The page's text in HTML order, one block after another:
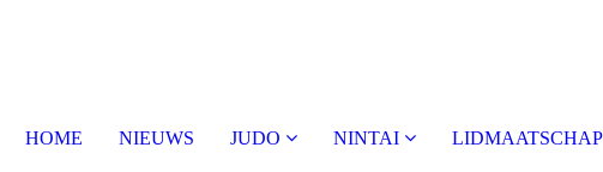
HOME NIEUWS JUDO NINTAI LIDMAATSCHAP